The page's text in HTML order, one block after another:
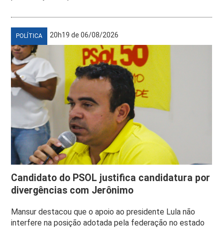
POLÍTICA 20h19 de 06/08/2026
Candidato do PSOL justifica candidatura por
divergências com Jerônimo
Mansur destacou que o apoio ao presidente Lula não
interfere na posição adotada pela federação no estado